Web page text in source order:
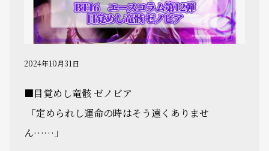
2024年10月31日
■目覚めし竜骸 ゼノビア
「定められし運命の時はそう遠くありませ
ん……」